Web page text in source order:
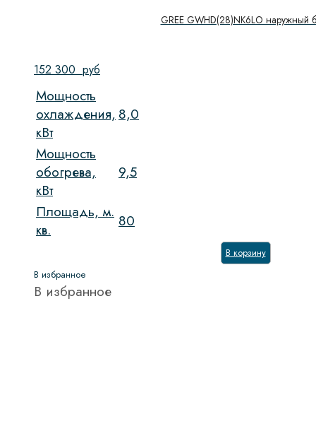
GREE GWHD(28)NK6LO наружный
152 300 руб
Мощность
охлаждения,
кВт
8,0
Мощность
обогрева,
кВт
9,5
Площадь, м.
кв.
80
В корзину
В избранное
В избранное